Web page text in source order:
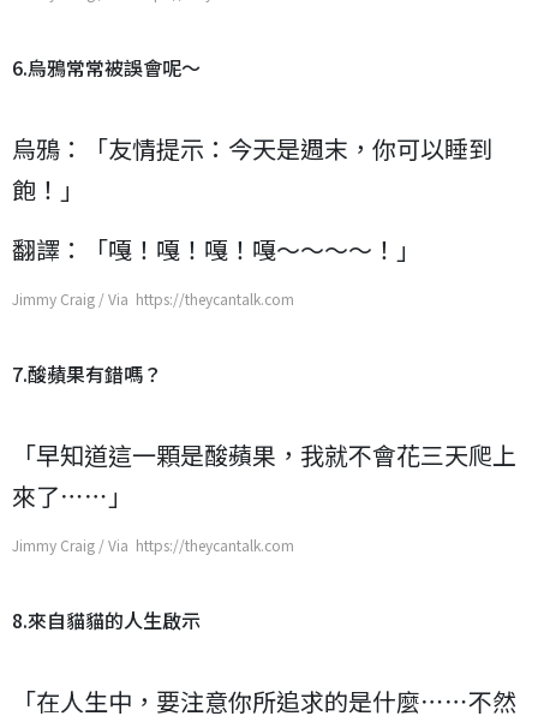
6.烏鴉常常被誤會呢～
烏鴉：「友情提示：今天是週末，你可以睡到
飽！」
翻譯：「嘎！嘎！嘎！嘎～～～～！」
Jimmy Craig / Via https://theycantalk.com
7.酸蘋果有錯嗎？
「早知道這一顆是酸蘋果，我就不會花三天爬上
來了⋯⋯」
Jimmy Craig / Via https://theycantalk.com
8.來自貓貓的人生啟示
「在人生中，要注意你所追求的是什麼⋯⋯不然